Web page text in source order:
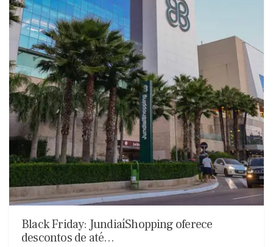
Black Friday: JundiaíShopping oferece
descontos de até…